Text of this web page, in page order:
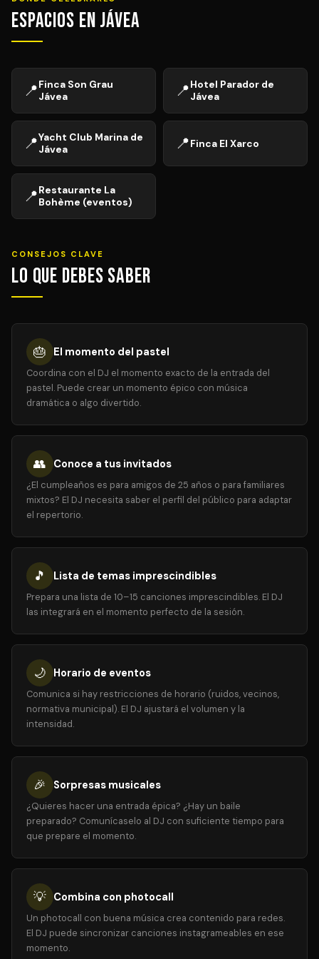
Espacios en Jávea
📍Finca Son Grau
Jávea
📍Hotel Parador de
Jávea
📍Yacht Club Marina de
Jávea
📍Finca El Xarco
📍Restaurante La
Bohème (eventos)
CONSEJOS CLAVE
Lo que debes saber
🎂 El momento del pastel
Coordina con el DJ el momento exacto de la entrada del
pastel. Puede crear un momento épico con música
dramática o algo divertido.
👥 Conoce a tus invitados
¿El cumpleaños es para amigos de 25 años o para familiares
mixtos? El DJ necesita saber el perfil del público para adaptar
el repertorio.
🎵 Lista de temas imprescindibles
Prepara una lista de 10–15 canciones imprescindibles. El DJ
las integrará en el momento perfecto de la sesión.
🌙 Horario de eventos
Comunica si hay restricciones de horario (ruidos, vecinos,
normativa municipal). El DJ ajustará el volumen y la
intensidad.
🎉 Sorpresas musicales
¿Quieres hacer una entrada épica? ¿Hay un baile
preparado? Comunícaselo al DJ con suficiente tiempo para
que prepare el momento.
💡 Combina con photocall
Un photocall con buena música crea contenido para redes.
El DJ puede sincronizar canciones instagrameables en ese
momento.